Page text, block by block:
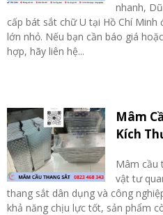
nhanh,
cấp bát sắt chữ U tại Hồ Chí
lớn nhỏ. Nếu bạn cần báo giá
hợp, hãy liên hệ...
Mâm
Kích
Mâm cầu
vật tư
thang sắt dân dụng và công
khả năng chịu lực tốt, sản phẩm